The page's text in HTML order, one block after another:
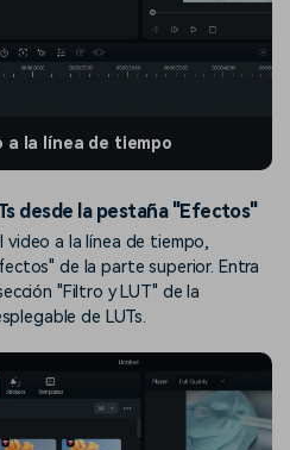
a la línea de tiempo
desde la pestaña "Efectos"
video a la línea de tiempo,
de la parte superior. Entra
"Filtro y LUT" de la
de LUTs.